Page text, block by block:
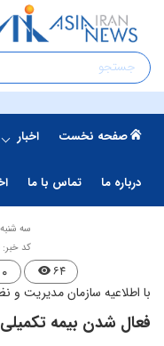
صفحه نخست اخبار
درباره ما تماس با ما
سه شنبه / ۲۶ اسفند
کد خبر: 37395
۶۴ ۰
با اطلاعیه سازمان مدیریت و
​فعال شدن بیمه تکمیلی